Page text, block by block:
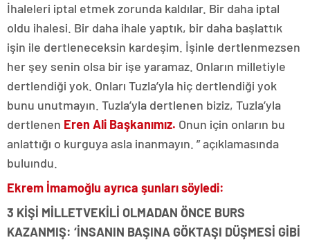
İhaleleri iptal etmek zorunda kaldılar. Bir daha iptal
oldu ihalesi. Bir daha ihale yaptık, bir daha başlattık
işin ile dertleneceksin kardeşim. İşinle dertlenmezsen
her şey senin olsa bir işe yaramaz. Onların milletiyle
dertlendiği yok. Onları Tuzla’yla hiç dertlendiği yok
bunu unutmayın. Tuzla’yla dertlenen biziz, Tuzla’yla
dertlenen Eren Ali Başkanımız. Onun için onların bu
anlattığı o kurguya asla inanmayın. ” açıklamasında
buluındu.
Ekrem İmamoğlu ayrıca şunları söyledi:
3 KİŞİ MİLLETVEKİLİ OLMADAN ÖNCE BURS
KAZANMIŞ: ‘İNSANIN BAŞINA GÖKTAŞI DÜŞMESİ GİBİ